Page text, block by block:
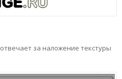
отвечает за наложение текстуры